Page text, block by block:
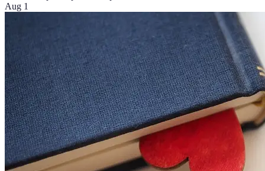
Aug 1